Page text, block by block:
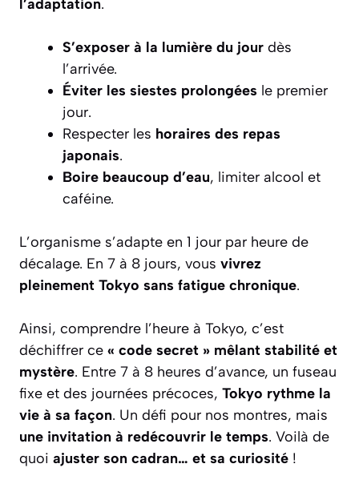
l’adaptation.
S’exposer à la lumière du jour dès
l’arrivée.
Éviter les siestes prolongées le premier
jour.
Respecter les horaires des repas
japonais.
Boire beaucoup d’eau, limiter alcool et
caféine.
L’organisme s’adapte en 1 jour par heure de
décalage. En 7 à 8 jours, vous vivrez
pleinement Tokyo sans fatigue chronique.
Ainsi, comprendre l’heure à Tokyo, c’est
déchiffrer ce « code secret » mêlant stabilité et
mystère. Entre 7 à 8 heures d’avance, un fuseau
fixe et des journées précoces, Tokyo rythme la
vie à sa façon. Un défi pour nos montres, mais
une invitation à redécouvrir le temps. Voilà de
quoi ajuster son cadran… et sa curiosité !